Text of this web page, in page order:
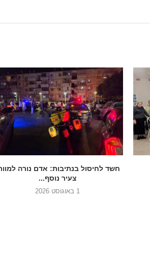
חשד לחיסול בנתיבות: אדם נורה
צעיר נוסף...
1 באוגוסט 2026